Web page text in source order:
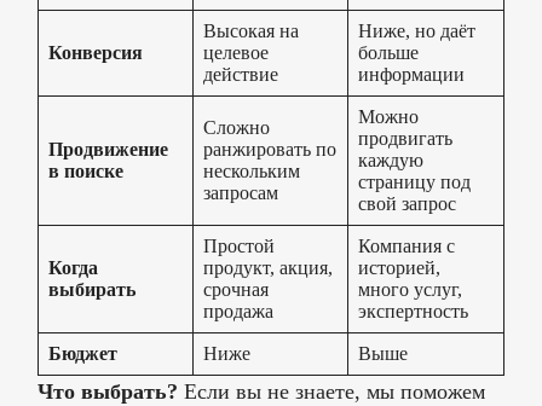
Конверсия
Высокая на
целевое
действие
Ниже, но даёт
больше
информации
Продвижение
в поиске
Сложно
ранжировать по
нескольким
запросам
Можно
продвигать
каждую
страницу под
свой запрос
Когда
выбирать
Простой
продукт, акция,
срочная
продажа
Компания с
историей,
много услуг,
экспертность
Бюджет Ниже Выше
Что выбрать? Если вы не знаете, мы поможем